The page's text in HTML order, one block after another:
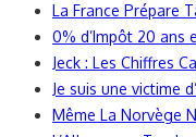
La France Prépare
0% d’Impôt 20 ans
Jeck : Les Chiffres
Je suis une victime
Même La Norvège